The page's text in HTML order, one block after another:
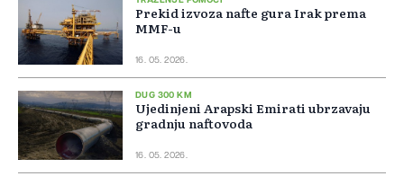
Prekid izvoza nafte gura Irak prema
MMF-u
16. 05. 2026.
DUG 300 KM
Ujedinjeni Arapski Emirati ubrzavaju
gradnju naftovoda
16. 05. 2026.